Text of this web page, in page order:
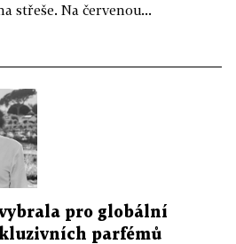
střeše. Na červenou...
pro globální
parfémů